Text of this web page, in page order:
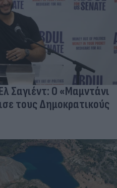
Σαγιέντ: Ο «Μαμντάνι
τους Δημοκρατικούς